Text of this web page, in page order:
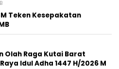
Teken Kesepakatan
Olah Raga Kutai Barat
Idul Adha 1447 H/2026 M